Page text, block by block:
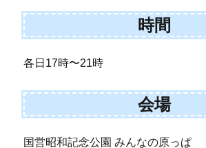
時間
各日17時〜21時
会場
国営昭和記念公園 みんなの原っぱ